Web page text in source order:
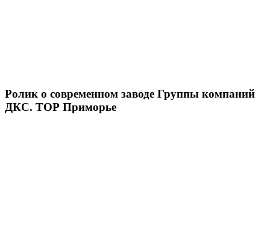
Ролик о современном заводе Группы компаний
ДКС. ТОР Приморье